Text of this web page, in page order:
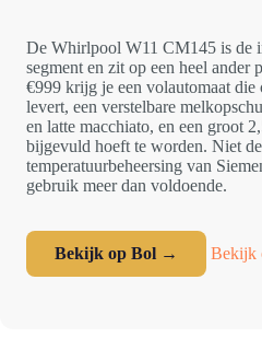
De Whirlpool W11 CM145 is de
segment en zit op een heel ander
€999 krijg je een volautomaat die
levert, een verstelbare
en latte macchiato, en een groot
bijgevuld hoeft te worden. Niet
temperatuurbeheersing van
gebruik meer dan voldoende.
Bekijk op Bol → Bekijk